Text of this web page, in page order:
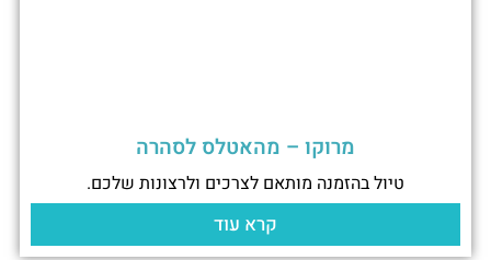
מרוקו – מהאטלס לסהרה
טיול בהזמנה מותאם לצרכים ולרצונות שלכם.
קרא עוד